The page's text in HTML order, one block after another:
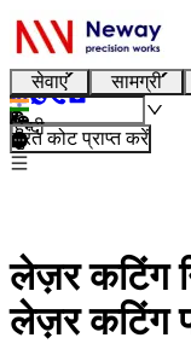
सेवाएं सामग्री
हिन्दी
तुरंत कोट प्राप्त करें
लेज़र कटिंग
लेज़र कटिंग